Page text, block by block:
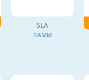
SLA
FIAMM